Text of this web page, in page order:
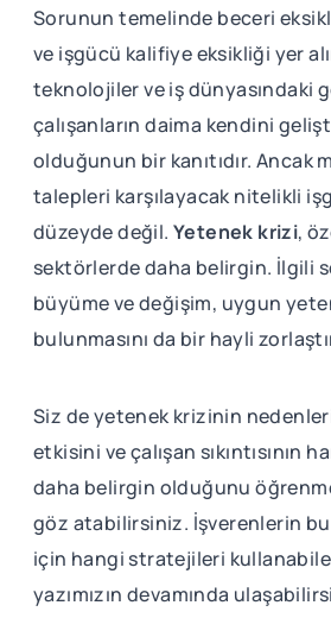
Sorunun temelinde beceri
ve işgücü kalifiye eksikliği yer
teknolojiler ve iş dünyasındaki
çalışanların daima kendini
olduğunun bir kanıtıdır. Ancak
talepleri karşılayacak nitelikli
düzeyde değil.Yetenek krizi,
sektörlerde daha belirgin. İlgili
büyüme ve değişim, uygun
bulunmasını da bir hayli
Siz de yetenek krizinin
etkisini ve çalışan sıkıntısının
daha belirgin olduğunu
göz atabilirsiniz. İşverenlerin
için hangi stratejileri
yazımızın devamında